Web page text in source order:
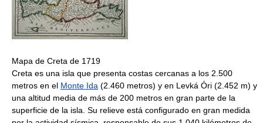
Mapa de Creta de 1719
Creta es una isla que presenta costas cercanas a los 2.500
metros en el Monte Ida (2.460 metros) y en Levká Óri (2.452 m) y
una altitud media de más de 200 metros en gran parte de la
superficie de la isla. Su relieve está configurado en gran medida